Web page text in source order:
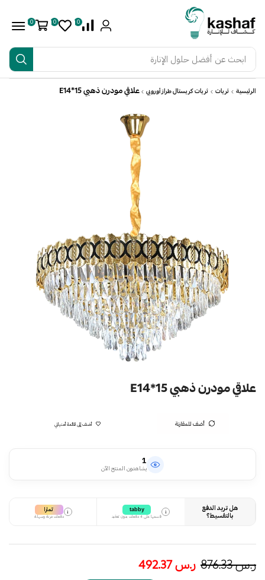
ابحث عن أفضل حلول الإنارة
0
0
0
الرئيسية ثريات ثريات كريستال طراز أوروبي علاقي مودرن ذهبي E14*15
علاقي مودرن ذهبي E14*15
أضف للمقارنة أضف إلى قائمة أمنياتي
1
يشاهدون المنتج الآن
هل تريد الدفع
بالتقسيط؟
i
tabby
قسمها على 4 دفعات بدون تعقيد
i تمارا
دفعات مرنة وسهلة
ر.س876.33 ر.س492.37